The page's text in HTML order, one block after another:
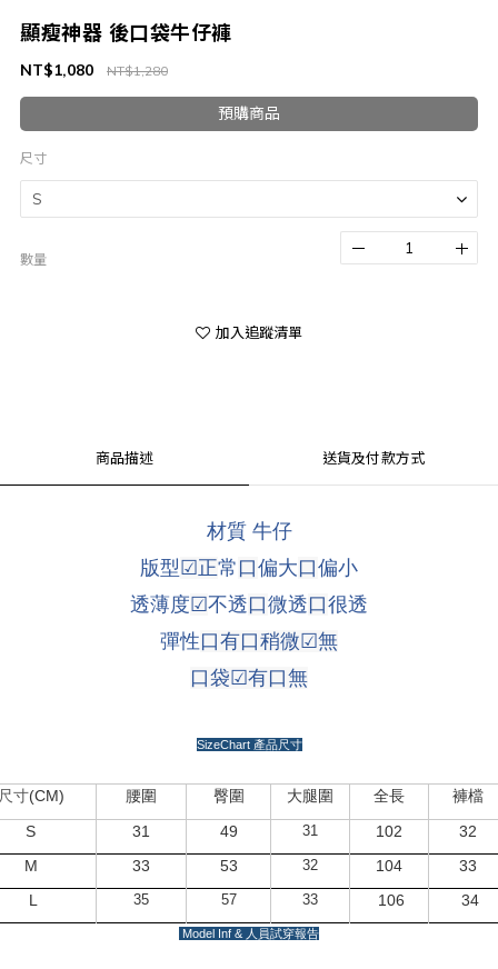
顯瘦神器 後口袋牛仔褲
NT$1,280
NT$1,080
預購商品
尺寸
數量
加入追蹤清單
商品描述 送貨及付款方式
材質 牛仔
版型 ☑正常 口偏大口偏小
透薄度☑不透口微透口很透
彈性口有口稍微☑無
口袋☑有口無
SizeChart 產品尺寸
寸(CM) 腰圍 臀圍 大腿圍 全長 褲檔
S 31 49 31 102
32
M
33 53 32 104
33
L
35 57 33 106 34
Model Inf & 人員試穿報告